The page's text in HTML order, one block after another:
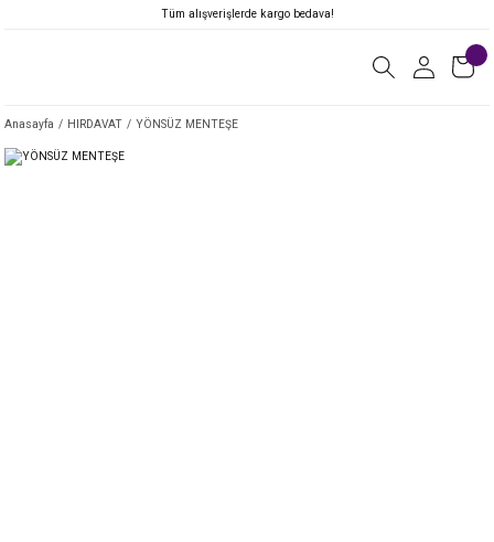
Tüm alışverişlerde kargo bedava!
Anasayfa HIRDAVAT YÖNSÜZ MENTEŞE